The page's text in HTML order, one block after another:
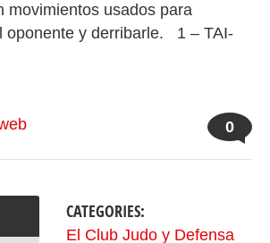
movimientos usados para
oponente y derribarle. 1 – TAI-
0
CATEGORIES:
El Club Judo y Defensa